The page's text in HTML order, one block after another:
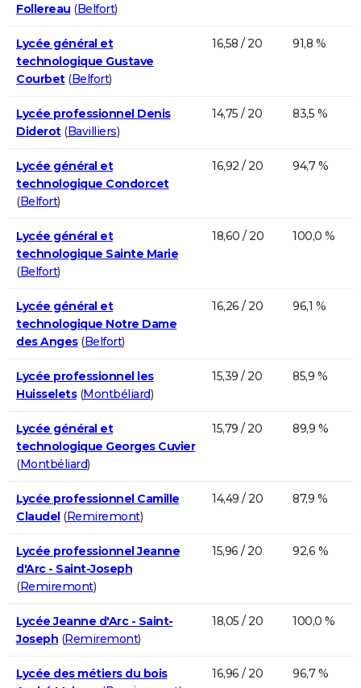
Follereau (Belfort)
Lycée général et
technologique Gustave
Courbet(Belfort)
16,58 / 20 91,8 %
Lycée professionnel Denis
Diderot(Bavilliers)
14,75 / 20 83,5 %
Lycée général et
technologique Condorcet
(Belfort)
16,92 / 20 94,7 %
Lycée général et
technologique Sainte Marie
(Belfort)
18,60 / 20 100,0 %
Lycée général et
technologique Notre Dame
des Anges(Belfort)
16,26 / 20 96,1 %
Lycée professionnel les
Huisselets(Montbéliard)
15,39 / 20 85,9 %
Lycée général et
technologique Georges Cuvier
(Montbéliard)
15,79 / 20 89,9 %
Lycée professionnel Camille
Claudel(Remiremont)
14,49 / 20 87,9 %
Lycée professionnel Jeanne
d'Arc - Saint-Joseph
(Remiremont)
15,96 / 20 92,6 %
Lycée Jeanne d'Arc - Saint-
Joseph (Remiremont)
18,05 / 20 100,0 %
Lycée des métiers du bois
16,96 / 20 96,7 %